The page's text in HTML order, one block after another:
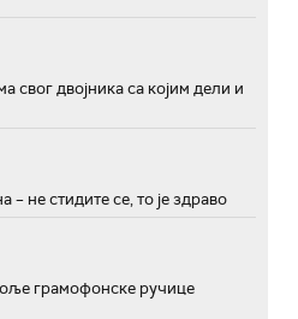
свог двојника са којим дели и
– не стидите се, то је здраво
грамофонске ручице